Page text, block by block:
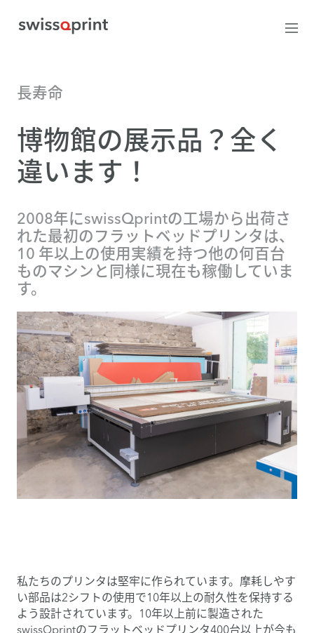
長寿命
博物館の展示品？全く
違います！
2008年にswissQprintの工場から出荷さ
れた最初のフラットベッドプリンタは、
10 年以上の使用実績を持つ他の何百台
ものマシンと同様に現在も稼働していま
す。
私たちのプリンタは堅牢に作られています。摩耗しやす
い部品は2シフトの使用で10年以上の耐久性を保持する
よう設計されています。10年以上前に製造された
swissQprintのフラットベッドプリンタ400台以上が今も